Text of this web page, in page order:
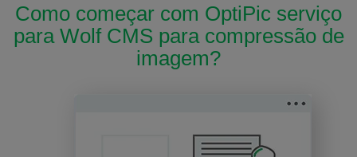
Como começar com OptiPic serviço
para Wolf CMS para compressão de
imagem?